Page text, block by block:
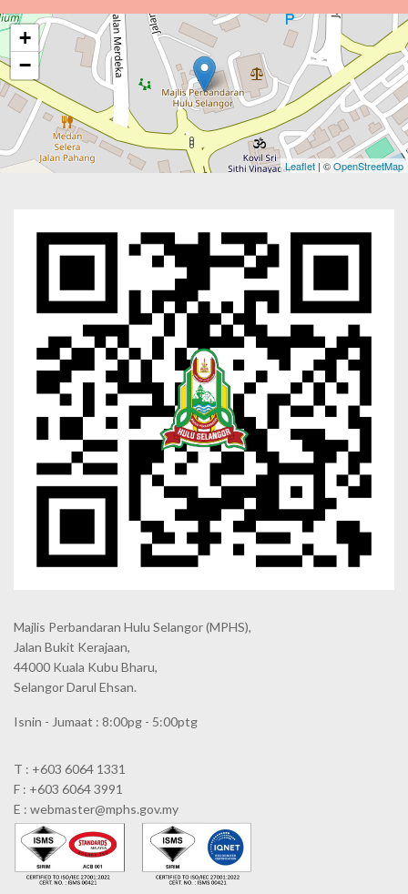
+
−
Leaflet | ©OpenStreetMap
Majlis Perbandaran Hulu Selangor (MPHS),
Jalan Bukit Kerajaan,
44000 Kuala Kubu Bharu,
Selangor Darul Ehsan.
Isnin - Jumaat : 8:00pg - 5:00ptg
T : +603 6064 1331
F : +603 6064 3991
E : webmaster@mphs.gov.my